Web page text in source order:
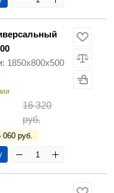
1850х800х500
16 320
руб.
060 руб.